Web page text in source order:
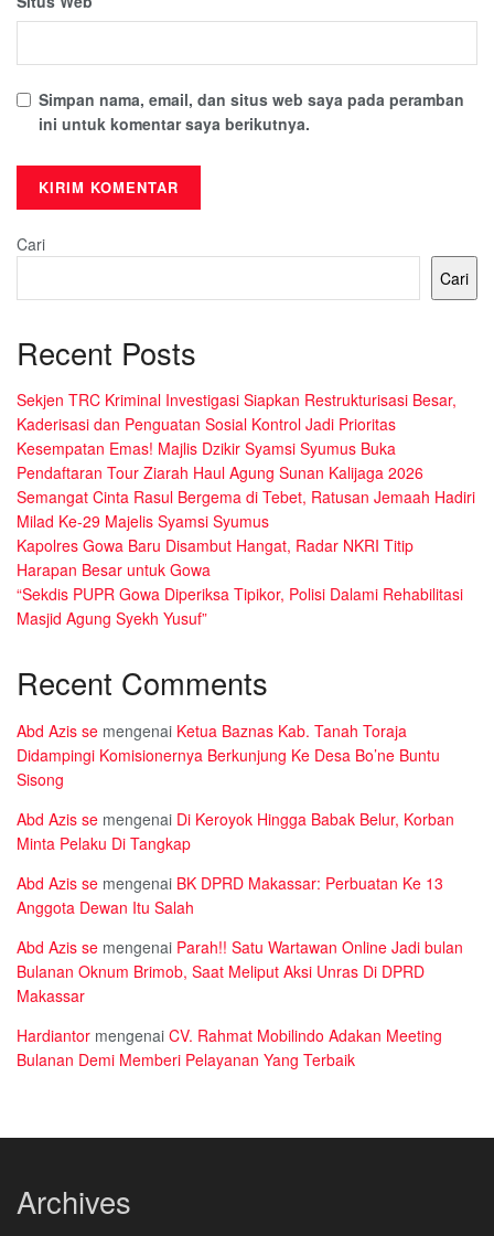
Simpan nama, email, dan situs web saya pada peramban
ini untuk komentar saya berikutnya.
Cari
Cari
Recent Posts
Sekjen TRC Kriminal Investigasi Siapkan Restrukturisasi Besar,
Kaderisasi dan Penguatan Sosial Kontrol Jadi Prioritas
Kesempatan Emas! Majlis Dzikir Syamsi Syumus Buka
Pendaftaran Tour Ziarah Haul Agung Sunan Kalijaga 2026
Semangat Cinta Rasul Bergema di Tebet, Ratusan Jemaah Hadiri
Milad Ke-29 Majelis Syamsi Syumus
Kapolres Gowa Baru Disambut Hangat, Radar NKRI Titip
Harapan Besar untuk Gowa
“Sekdis PUPR Gowa Diperiksa Tipikor, Polisi Dalami Rehabilitasi
Masjid Agung Syekh Yusuf”
Recent Comments
Abd Azis se mengenai Ketua Baznas Kab. Tanah Toraja
Didampingi Komisionernya Berkunjung Ke Desa Bo’ne Buntu
Sisong
Abd Azis se mengenai Di Keroyok Hingga Babak Belur, Korban
Minta Pelaku Di Tangkap
Abd Azis se mengenai BK DPRD Makassar: Perbuatan Ke 13
Anggota Dewan Itu Salah
Abd Azis se mengenai Parah!! Satu Wartawan Online Jadi bulan
Bulanan Oknum Brimob, Saat Meliput Aksi Unras Di DPRD
Makassar
Hardiantor mengenai CV. Rahmat Mobilindo Adakan Meeting
Bulanan Demi Memberi Pelayanan Yang Terbaik
Archives